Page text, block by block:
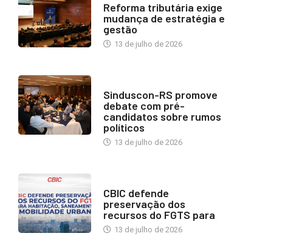
Reforma tributária exige
mudança de estratégia e
gestão
13 de julho de 2026
Sinduscon-RS promove
debate com pré-
candidatos sobre rumos
políticos
13 de julho de 2026
CBIC defende
preservação dos
recursos do FGTS para
13 de julho de 2026